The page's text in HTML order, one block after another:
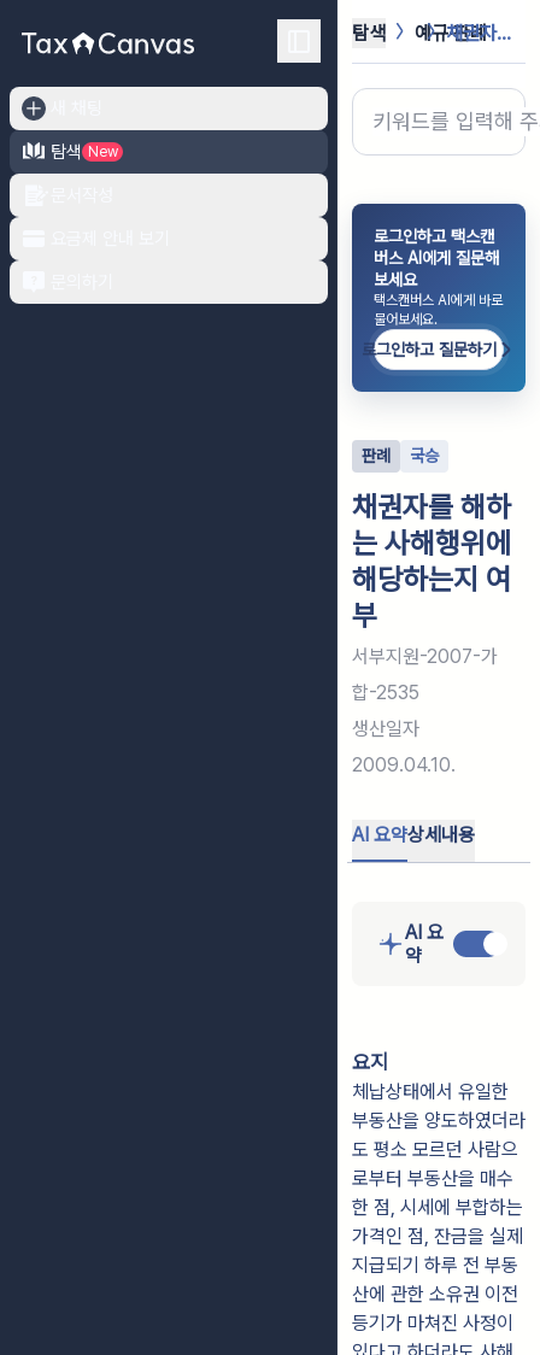
탐색
New
탐색 예규·판례 채권자를 해하는 사해행위에 해당하는지...
로그인하고 택스캔
버스 AI에게 질문해
보세요
택스캔버스 AI에게 바로
물어보세요.
로그인하고 질문하기
판례 국승
채권자를 해하
는 사해행위에
해당하는지 여
부
서부지원-2007-가
합-2535
생산일자
2009.04.10.
AI 요약상세내용
AI 요
약
요지
체납상태에서 유일한
부동산을 양도하였더라
도 평소 모르던 사람으
로부터 부동산을 매수
한 점, 시세에 부합하는
가격인 점, 잔금을 실제
지급되기 하루 전 부동
산에 관한 소유권 이전
등기가 마쳐진 사정이